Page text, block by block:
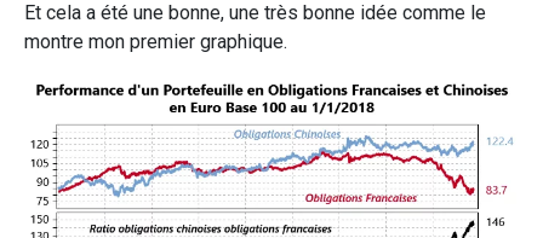
Et cela a été une bonne, une très bonne idée comme le
montre mon premier graphique.